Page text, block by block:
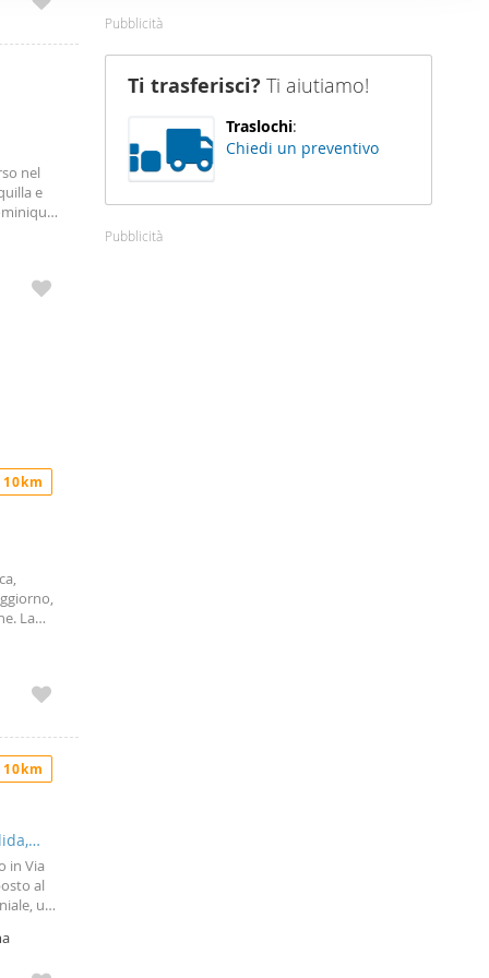
sito
loro
5
nel
e
La
in Via
al
una
è di €
Pubblicità
Ti trasferisci? Ti aiutiamo!
Traslochi:
Chiedi un preventivo
Pubblicità